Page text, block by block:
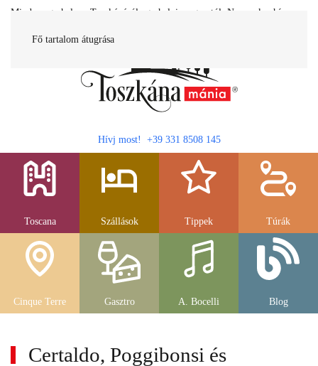
Fő tartalom átugrása
Minden egy helyen Toszkánáról egy helyi magyartól. Nemcsak a híres
gasztronomia....
Hívj most! +39 331 8508 145
Toscana Szállások Tippek Túrák
Cinque Terre Gasztro A. Bocelli Blog
Certaldo, Poggibonsi és